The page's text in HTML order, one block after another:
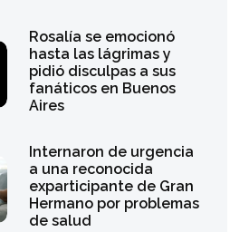
Rosalía se emocionó
hasta las lágrimas y
pidió disculpas a sus
fanáticos en Buenos
Aires
Internaron de urgencia
a una reconocida
exparticipante de Gran
Hermano por problemas
de salud